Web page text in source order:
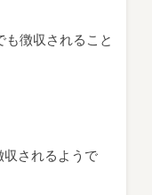
も徴収されること
収されるようで